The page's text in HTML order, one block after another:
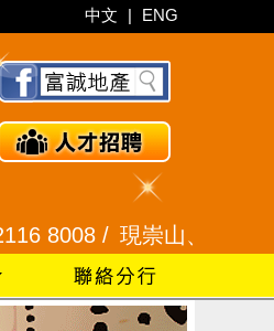
中文 | ENG
/現崇山、譽港灣